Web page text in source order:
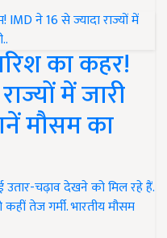
का कहर!
में जारी
मौसम का
चढ़ाव देखने को मिल रहे हैं.
तेज गर्मी. भारतीय मौसम